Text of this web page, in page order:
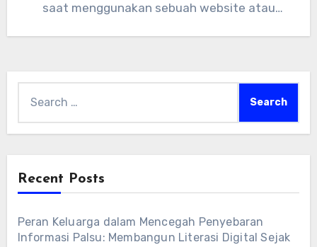
saat menggunakan sebuah website atau
Recent Posts
Peran Keluarga dalam Mencegah Penyebaran
Informasi Palsu: Membangun Literasi Digital Sejak